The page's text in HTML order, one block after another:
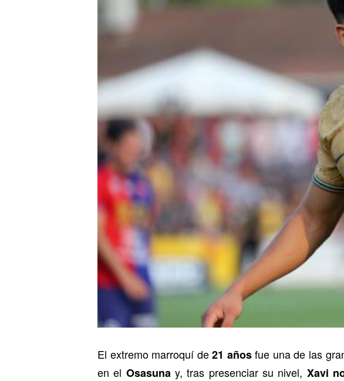
El extremo marroquí de21 añosfue una de las
en el Osasuna y, tras presenciar su nivel, Xavi